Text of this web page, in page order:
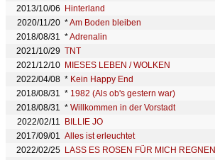
2013/10/06
Hinterland
2020/11/20 *Am Boden bleiben
2018/08/31 *Adrenalin
2021/10/29 TNT
2021/12/10 MIESES LEBEN / WOLKEN
2022/04/08 * Kein Happy End
2018/08/31 * 1982 (Als ob's gestern war)
2018/08/31 * Willkommen in der Vorstadt
2022/02/11
BILLIE JO
2017/09/01 Alles ist erleuchtet
2022/02/25 LASS ES ROSEN FÜR MICH REGNEN